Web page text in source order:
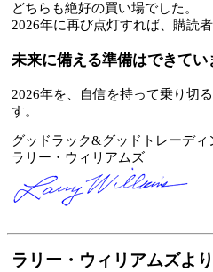
どちらも絶好の買い場でした。
2026年に再び点灯すれば、購読
未来に備える準備はできてい
2026年を、自信を持って乗り切
す。
グッドラック&グッドトレーディ
ラリー・ウィリアムズ
ラリー・ウィリアムズより